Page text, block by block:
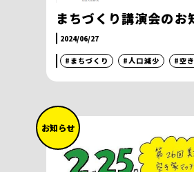
まちづくり講演会のお
2024/06/27
#まちづくり #人口減少 #空
お知らせ